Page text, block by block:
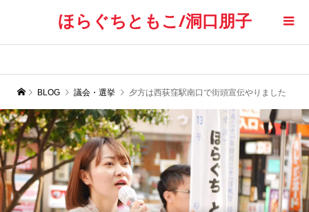
ほらぐちともこ/洞口朋子
BLOG 議会・選挙 夕方は西荻窪駅南口で街頭宣伝やりました